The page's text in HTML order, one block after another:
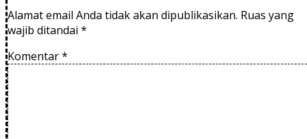
Alamat email Anda tidak akan dipublikasikan. Ruas yang
wajib ditandai *
Komentar*